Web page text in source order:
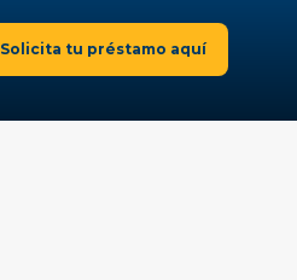
Solicita tu préstamo aquí